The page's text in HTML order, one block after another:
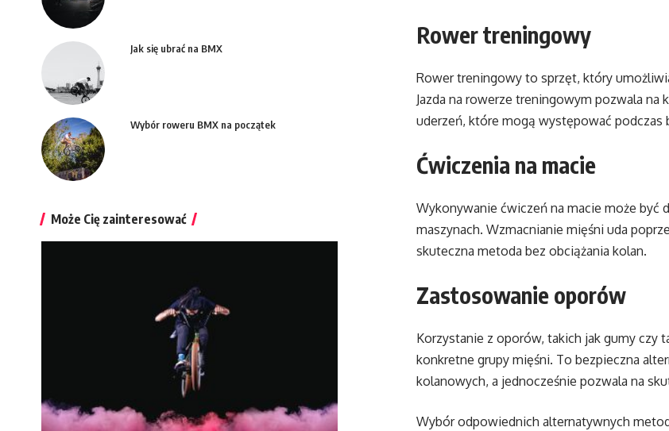
Rower treningowy
Rower treningowy to sprzęt, który
Jazda na rowerze treningowym pozwala
uderzeń, które mogą występować podczas
Ćwiczenia na macie
Wykonywanie ćwiczeń na macie może być
maszynach. Wzmacnianie mięśni uda
skuteczna metoda bez obciążania kolan.
Zastosowanie oporów
Korzystanie z oporów, takich jak gumy czy
konkretne grupy mięśni. To bezpieczna
kolanowych, a jednocześnie pozwala na
Wybór odpowiednich alternatywnych
Jak się ubrać na BMX
Wybór roweru BMX na początek
Może Cię zainteresować